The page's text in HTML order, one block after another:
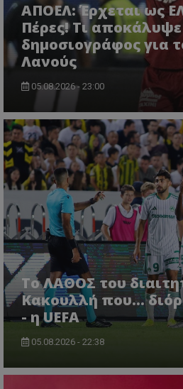
ΑΠΟΕΛ: Έρχεται ως
Πέρες! Τι
δημοσιογράφος για
Λανούς
05.08.2026 - 23:00
Το ΛΑΘΟΣ του
Κακουλλή που...
- η UEFA
05.08.2026 - 22:38